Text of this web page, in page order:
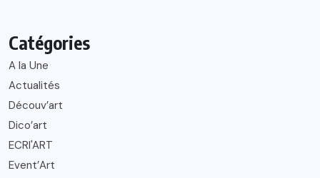
Catégories
A la Une
Actualités
Découv’art
Dico’art
ECRI'ART
Event’Art